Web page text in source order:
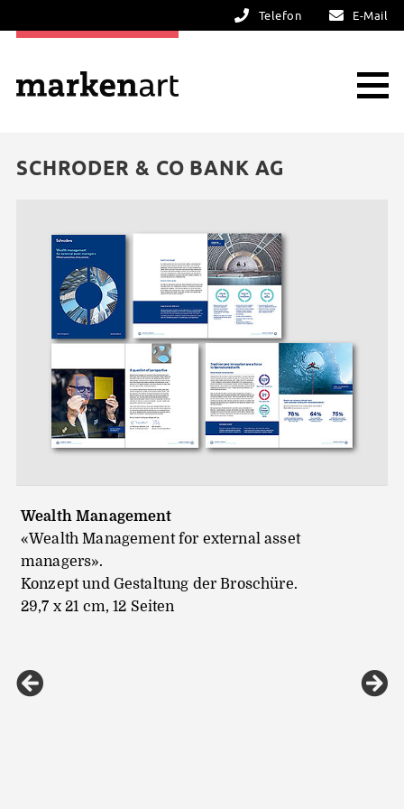
Telefon E-Mail
SCHRODER & CO BANK AG
Wealth Management
«Wealth Management for external asset
managers».
Konzept und Gestaltung der Broschüre.
29,7 x 21 cm, 12 Seiten